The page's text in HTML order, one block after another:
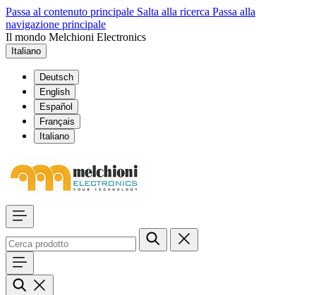
Passa al contenuto principale Salta alla ricerca Passa alla
navigazione principale
Il mondo Melchioni Electronics
Italiano
Deutsch
English
Español
Français
Italiano